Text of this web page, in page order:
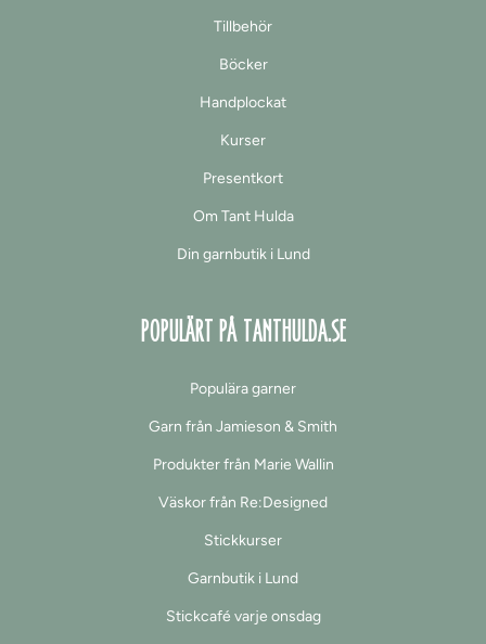
Tillbehör
Böcker
Handplockat
Kurser
Presentkort
Om Tant Hulda
Din garnbutik i Lund
POPULÄRT PÅ TANTHULDA.SE
Populära garner
Garn från Jamieson & Smith
Produkter från Marie Wallin
Väskor från Re:Designed
Stickkurser
Garnbutik i Lund
Stickcafé varje onsdag